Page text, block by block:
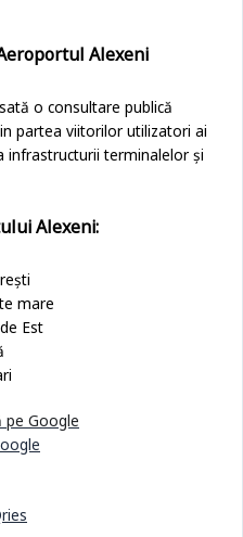
Alexeni
o consultare publică
partea viitorilor utilizatori ai
infrastructurii terminalelor și
Alexeni:
mare
Est
pe Google